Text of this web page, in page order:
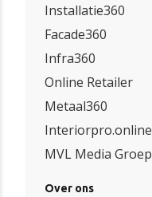
Installatie360
Facade360
Infra360
Online Retailer
Metaal360
Interiorpro.online
MVL Media Groep
Over ons